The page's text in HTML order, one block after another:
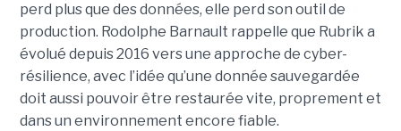
perd plus que des données, elle perd son outil de
production. Rodolphe Barnault rappelle que Rubrik a
évolué depuis 2016 vers une approche de cyber-
résilience, avec l’idée qu’une donnée sauvegardée
doit aussi pouvoir être restaurée vite, proprement et
dans un environnement encore fiable.